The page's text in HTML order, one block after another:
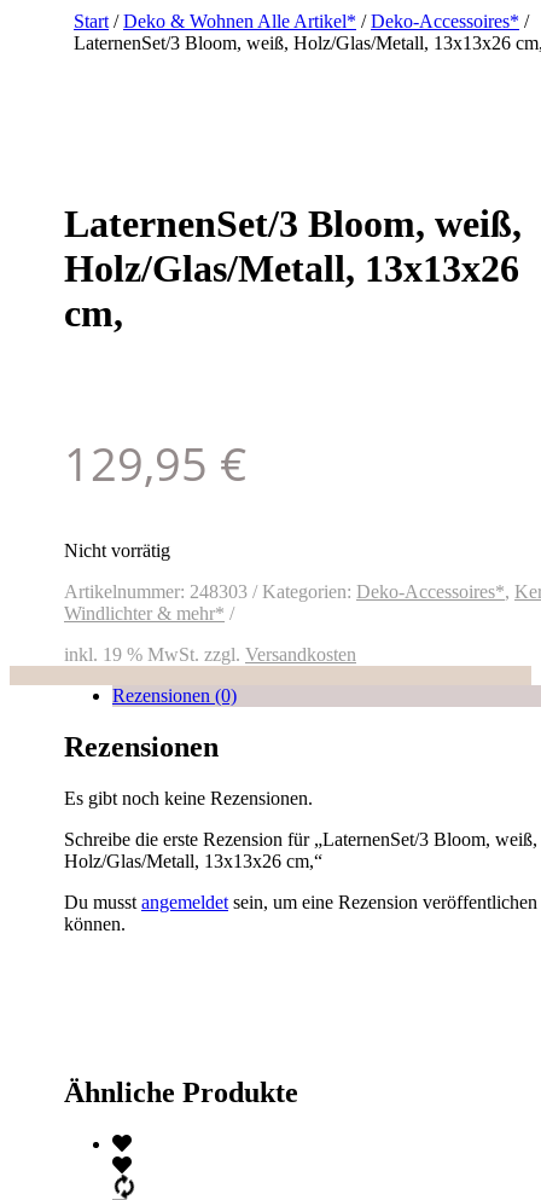
Start /Deko & Wohnen Alle Artikel* /Deko-Accessoires* /
LaternenSet/3 Bloom, weiß, Holz/Glas/Metall, 13x13x26
LaternenSet/3 Bloom, weiß,
Holz/Glas/Metall, 13x13x26
cm,
129,95 €
Nicht vorrätig
Artikelnummer: 248303 Kategorien: Deko-Accessoires*,
Windlichter & mehr*
inkl. 19 % MwSt. zzgl. Versandkosten
Rezensionen (0)
Rezensionen
Es gibt noch keine Rezensionen.
Schreibe die erste Rezension für „LaternenSet/3 Bloom, weiß,
Holz/Glas/Metall, 13x13x26 cm,“
Du musst angemeldet sein, um eine Rezension veröffentlichen
können.
Ähnliche Produkte